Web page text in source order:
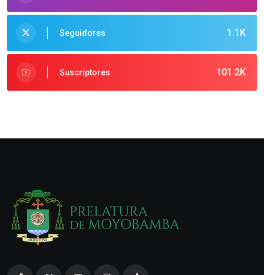
1.1K
Seguidores
101.2K
Suscriptores